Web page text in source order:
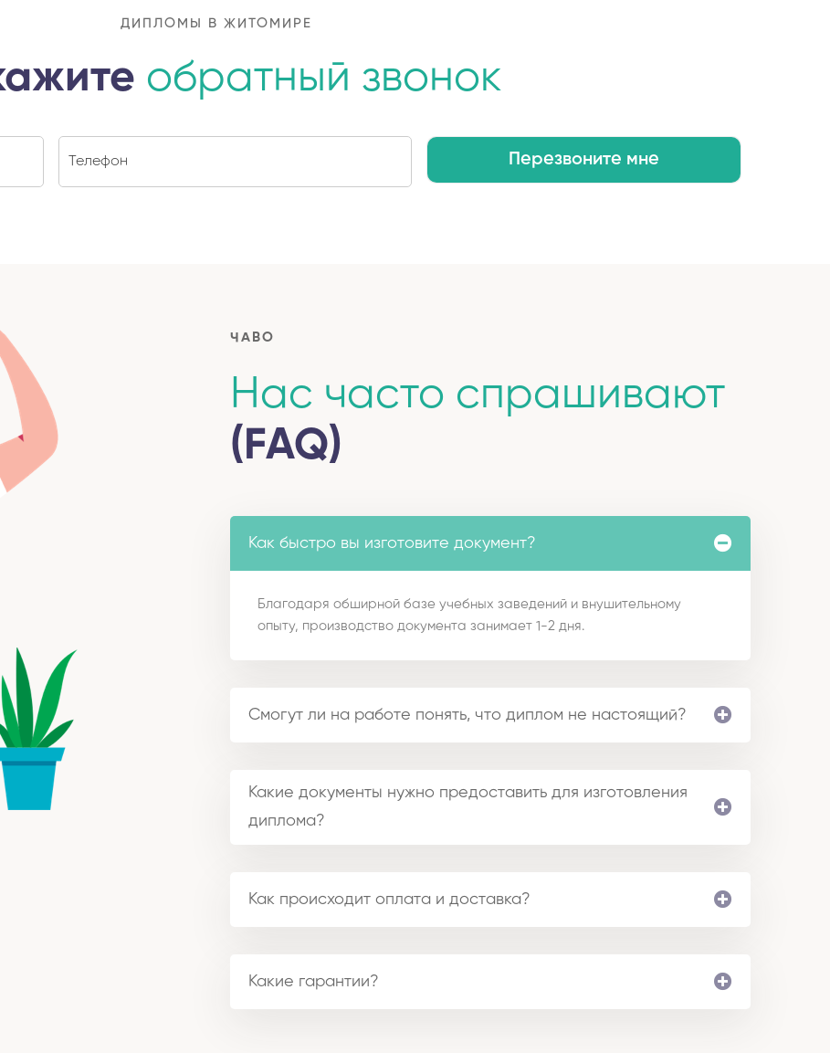
ДИПЛОМЫ В ЖИТОМИРЕ
обратный звонок
Перезвоните мне
ЧАВО
Нас часто спрашивают
(FAQ)
Как быстро вы изготовите документ?
Благодаря обширной базе учебных заведений и внушительному
опыту, производство документа занимает 1-2 дня.
Смогут ли на работе понять, что диплом не настоящий?
Какие документы нужно предоставить для изготовления
диплома?
Как происходит оплата и доставка?
Какие гарантии?